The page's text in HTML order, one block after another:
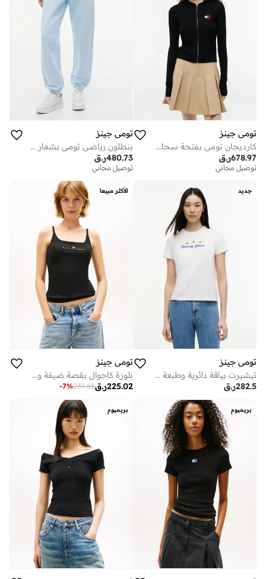
تومي جينز
كارديجان تومي بفتحة سحاب وشعار نحيف
ر.ق678.97
توصيل مجاني
تومي جينز
بنطلون رياضي تومي بشعار مزخرف وأساور
ر.ق480.73
توصيل مجاني
جديد
تومي جينز
تيشيرت بياقة دائرية وطبعة شعار خلفي
ر.ق282.5
الأكثر مبيعا
تومي جينز
بلوزة كاجوال بقصة ضيقة وطبعة كتابية
ر.ق225.02
239.88
-7%
بريميوم بريميوم